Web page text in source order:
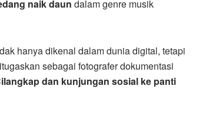
naik daun dalam genre musik
hanya dikenal dalam dunia digital, tetapi
sebagai fotografer dokumentasi
dan kunjungan sosial ke panti